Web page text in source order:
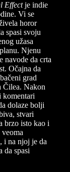
Effectje indie
Vi se
horor
spasi svoju
užasa
Njenu
navode da crta
Očajna da
grad
Čilea. Nakon
komentari
dolaze bolji
stvari
brzo isto kao i
i na njoj je da
da spasi